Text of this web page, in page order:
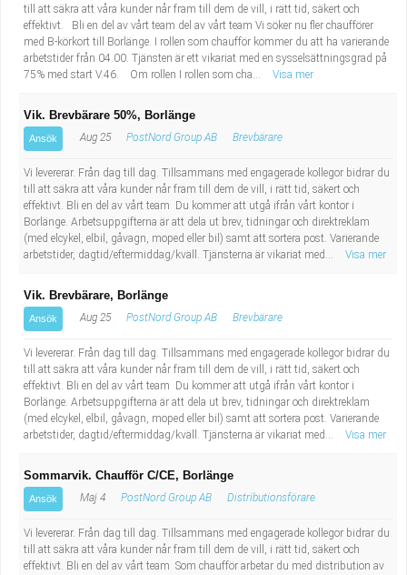
till att säkra att våra kunder når fram till dem de vill, i rätt tid, säkert och
effektivt. Bli en del av vårt team del av vårt team Vi söker nu fler chaufförer
med B-körkort till Borlänge. I rollen som chaufför kommer du att ha varierande
arbetstider från 04.00. Tjänsten är ett vikariat med en sysselsättningsgrad på
75% med start V.46. Om rollen I rollen som cha...
Visa mer
Vik. Brevbärare 50%, Borlänge
Ansök Aug 25 PostNord Group AB Brevbärare
Vi levererar. Från dag till dag. Tillsammans med engagerade kollegor bidrar du
till att säkra att våra kunder når fram till dem de vill, i rätt tid, säkert och
effektivt. Bli en del av vårt team Du kommer att utgå ifrån vårt kontor i
Borlänge. Arbetsuppgifterna är att dela ut brev, tidningar och direktreklam
(med elcykel, elbil, gåvagn, moped eller bil) samt att sortera post. Varierande
arbetstider, dagtid/eftermiddag/kväll. Tjänsterna är vikariat med...
Visa mer
Vik. Brevbärare, Borlänge
Ansök Aug 25 PostNord Group AB Brevbärare
Vi levererar. Från dag till dag. Tillsammans med engagerade kollegor bidrar du
till att säkra att våra kunder når fram till dem de vill, i rätt tid, säkert och
effektivt. Bli en del av vårt team Du kommer att utgå ifrån vårt kontor i
Borlänge. Arbetsuppgifterna är att dela ut brev, tidningar och direktreklam
(med elcykel, elbil, gåvagn, moped eller bil) samt att sortera post. Varierande
arbetstider, dagtid/eftermiddag/kväll. Tjänsterna är vikariat med...
Visa mer
Sommarvik. Chaufför C/CE, Borlänge
Ansök Maj 4 PostNord Group AB Distributionsförare
Vi levererar. Från dag till dag. Tillsammans med engagerade kollegor bidrar du
till att säkra att våra kunder når fram till dem de vill, i rätt tid, säkert och
effektivt. Bli en del av vårt team Som chaufför arbetar du med distribution av